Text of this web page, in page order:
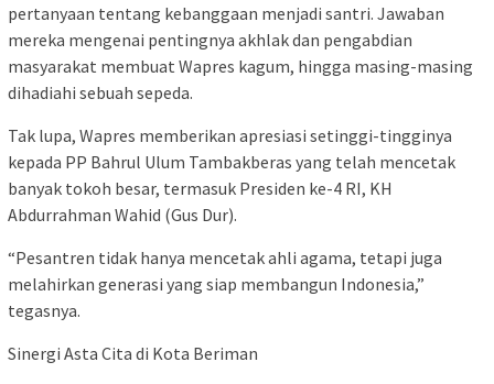
pertanyaan tentang kebanggaan menjadi santri. Jawaban
mereka mengenai pentingnya akhlak dan pengabdian
masyarakat membuat Wapres kagum, hingga masing-masing
dihadiahi sebuah sepeda.
​Tak lupa, Wapres memberikan apresiasi setinggi-tingginya
kepada PP Bahrul Ulum Tambakberas yang telah mencetak
banyak tokoh besar, termasuk Presiden ke-4 RI, KH
Abdurrahman Wahid (Gus Dur).
​“Pesantren tidak hanya mencetak ahli agama, tetapi juga
melahirkan generasi yang siap membangun Indonesia,”
tegasnya.
​Sinergi Asta Cita di Kota Beriman